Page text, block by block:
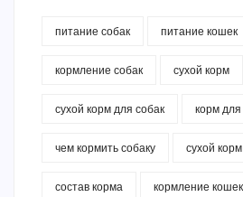
питание собак питание кошек
кормление собак сухой корм
сухой корм для собак корм для
чем кормить собаку сухой
состав корма кормление кошек